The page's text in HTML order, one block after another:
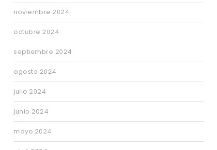
noviembre 2024
octubre 2024
septiembre 2024
agosto 2024
julio 2024
junio 2024
mayo 2024